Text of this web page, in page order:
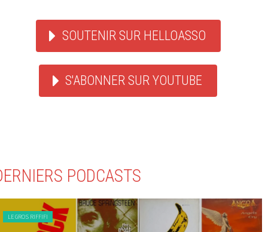
SOUTENIR SUR HELLOASSO
S'ABONNER SUR YOUTUBE
PODCASTS
LE GROS RIFFIFI